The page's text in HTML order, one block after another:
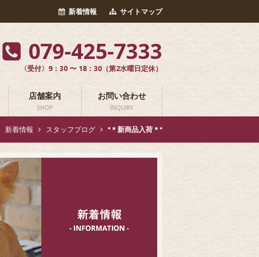
新着情報 サイトマップ
079-425-7333
〈受付〉9：30 〜 18：30（第2水曜日定休）
店舗案内
SHOP
お問い合わせ
INQUIRY
新着情報 スタッフブログ *＊新商品入荷＊*